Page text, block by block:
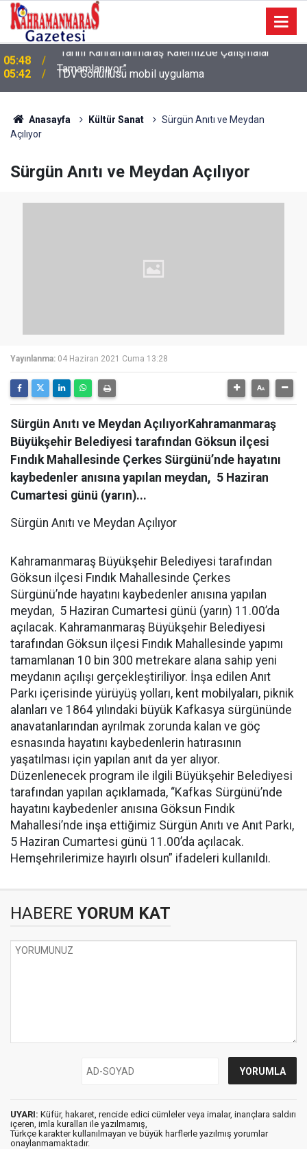
05:42 TDV Gönüllüsü mobil uygulama
Anasayfa Kültür Sanat
Sürgün Anıtı ve Meydan
Açılıyor
Sürgün Anıtı ve Meydan Açılıyor
Yayınlanma: 04 Haziran 2021 Cuma 13:28
Sürgün Anıtı ve Meydan AçılıyorKahramanmaraş
Büyükşehir Belediyesi tarafından Göksun ilçesi
Fındık Mahallesinde Çerkes Sürgünü’nde hayatını
kaybedenler anısına yapılan meydan, 5 Haziran
Cumartesi günü (yarın)...
Sürgün Anıtı ve Meydan Açılıyor
Kahramanmaraş Büyükşehir Belediyesi tarafından
Göksun ilçesi Fındık Mahallesinde Çerkes
Sürgünü’nde hayatını kaybedenler anısına yapılan
meydan, 5 Haziran Cumartesi günü (yarın) 11.00’da
açılacak. Kahramanmaraş Büyükşehir Belediyesi
tarafından Göksun ilçesi Fındık Mahallesinde yapımı
tamamlanan 10 bin 300 metrekare alana sahip yeni
meydanın açılışı gerçekleştiriliyor. İnşa edilen Anıt
Parkı içerisinde yürüyüş yolları, kent mobilyaları, piknik
alanları ve 1864 yılındaki büyük Kafkasya sürgününde
anavatanlarından ayrılmak zorunda kalan ve göç
esnasında hayatını kaybedenlerin hatırasının
yaşatılması için yapılan anıt da yer alıyor.
Düzenlenecek program ile ilgili Büyükşehir Belediyesi
tarafından yapılan açıklamada, “Kafkas Sürgünü’nde
hayatını kaybedenler anısına Göksun Fındık
Mahallesi’nde inşa ettiğimiz Sürgün Anıtı ve Anıt Parkı,
5 Haziran Cumartesi günü 11.00’da açılacak.
Hemşehrilerimize hayırlı olsun” ifadeleri kullanıldı.
HABERE YORUM KAT
UYARI: Küfür, hakaret, rencide edici cümleler veya imalar, inançlara saldırı
içeren, imla kuralları ile yazılmamış,
Türkçe karakter kullanılmayan ve büyük harflerle yazılmış yorumlar
onaylanmamaktadır.